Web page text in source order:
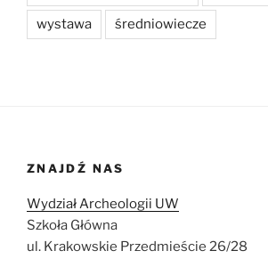
wystawa średniowiecze
ZNAJDŹ NAS
Wydział Archeologii UW
Szkoła Główna
ul. Krakowskie Przedmieście 26/28